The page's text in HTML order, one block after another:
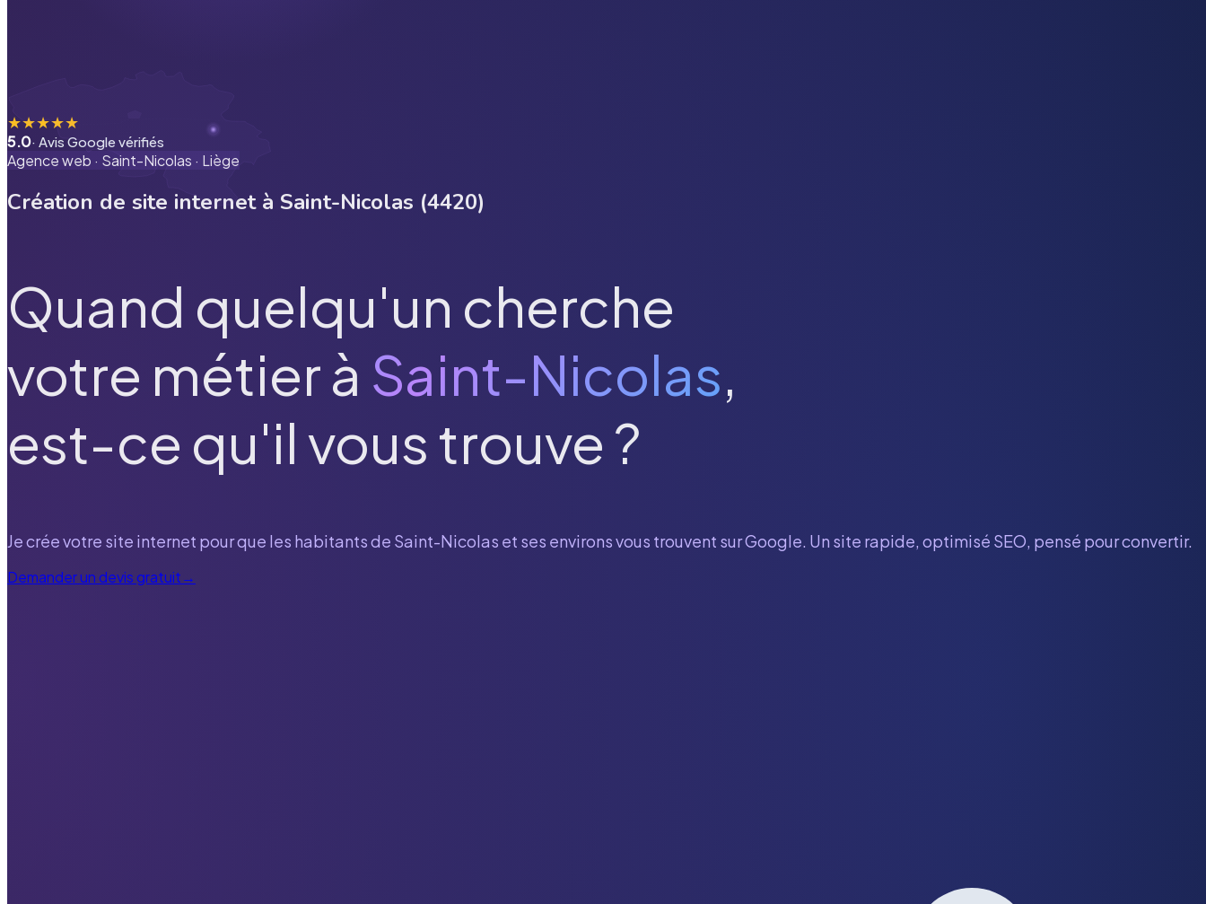
★★★★★
5.0· Avis Google vérifiés
Agence web · Saint-Nicolas · Liège
Création de site internet à Saint-Nicolas (4420)
Quand quelqu'un cherche
votre métier à Saint-Nicolas,
est-ce qu'il vous trouve ?
Je crée votre site internet pour que les habitants de Saint-Nicolas et ses environs vous trouvent sur Google. Un site rapide, optimisé SEO, pensé pour convertir.
Demander un devis gratuit→